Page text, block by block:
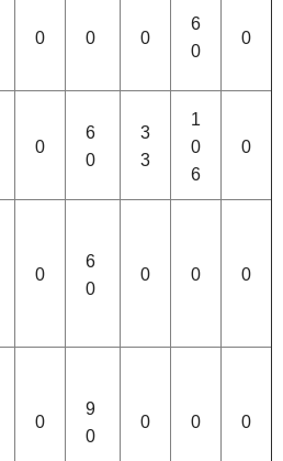
0 0 0
6
0
0
0
6
0
3
3
1
0
6
0
0
6
0
0 0 0
0
9
0
0 0 0